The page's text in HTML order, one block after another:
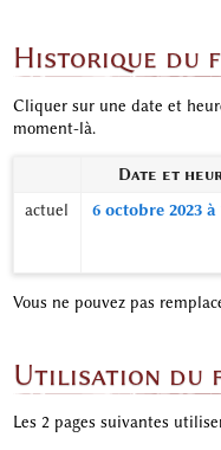
Historique du
Cliquer sur une date et
moment-là.
Date et
actuel
6 octobre 2023 à
Vous ne pouvez pas
Utilisation du
Les 2 pages suivantes